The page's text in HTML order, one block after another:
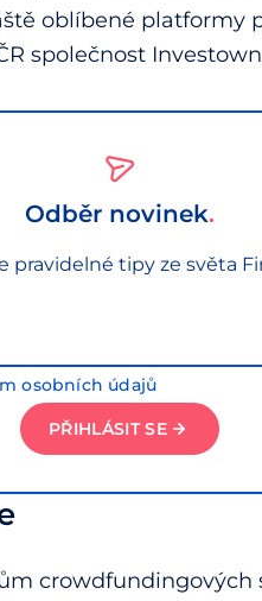
oblíbené platformy
společnost
Odběr novinek
pravidelné tipy ze světa
osobních údajů
PŘIHLÁSIT SE
crowdfundingových